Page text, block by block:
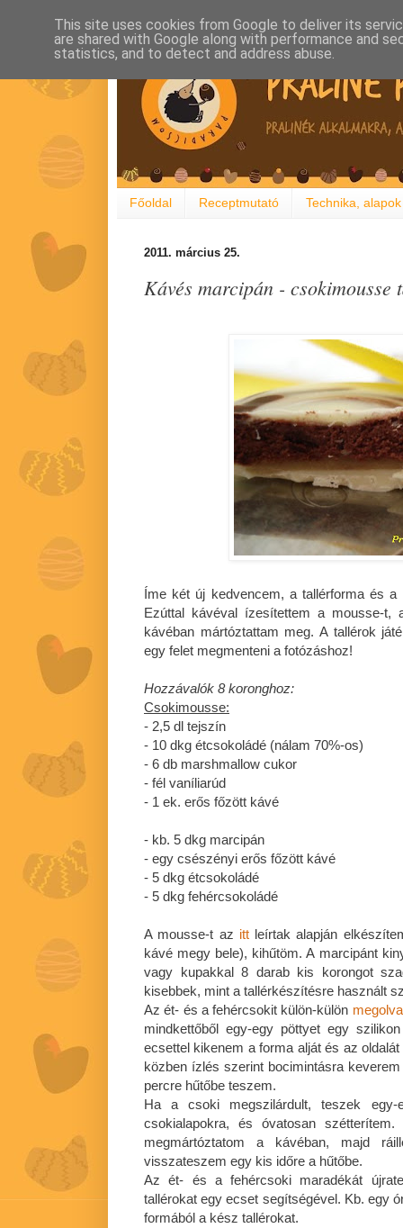
Főoldal Receptmutató Technika, alapok
2011. március 25.
Kávés marcipán -
Íme két új kedvencem, a tallérforma és
Ezúttal kávéval ízesítettem a mousse-t,
kávéban mártóztattam meg. A tallérok
egy felet megmenteni a fotózáshoz!
Hozzávalók 8 koronghoz:
Csokimousse:
- 2,5 dl tejszín
- 10 dkg étcsokoládé (nálam 70%-os)
- 6 db marshmallow cukor
- fél vaníliarúd
- 1 ek. erős főzött kávé
- kb. 5 dkg marcipán
- egy csészényi erős főzött kávé
- 5 dkg étcsokoládé
- 5 dkg fehércsokoládé
A mousse-t az ittleírtak alapján
kávé megy bele), kihűtöm. A marcipánt
vagy kupakkal 8 darab kis korongot
kisebbek, mint a tallérkészítésre használt
Az ét- és a fehércsokit külön-külön
mindkettőből egy-egy pöttyet egy
ecsettel kikenem a forma alját és az
közben ízlés szerint bocimintásra
percre hűtőbe teszem.
Ha a csoki megszilárdult, teszek
csokialapokra, és óvatosan szétterítem.
megmártóztatom a kávéban, majd
visszateszem egy kis időre a hűtőbe.
Az ét- és a fehércsoki maradékát
tallérokat egy ecset segítségével. Kb. egy
formából a kész tallérokat.
This site uses cookies from Google to deliver its
are shared with Google along with performance and
statistics, and to detect and address abuse.